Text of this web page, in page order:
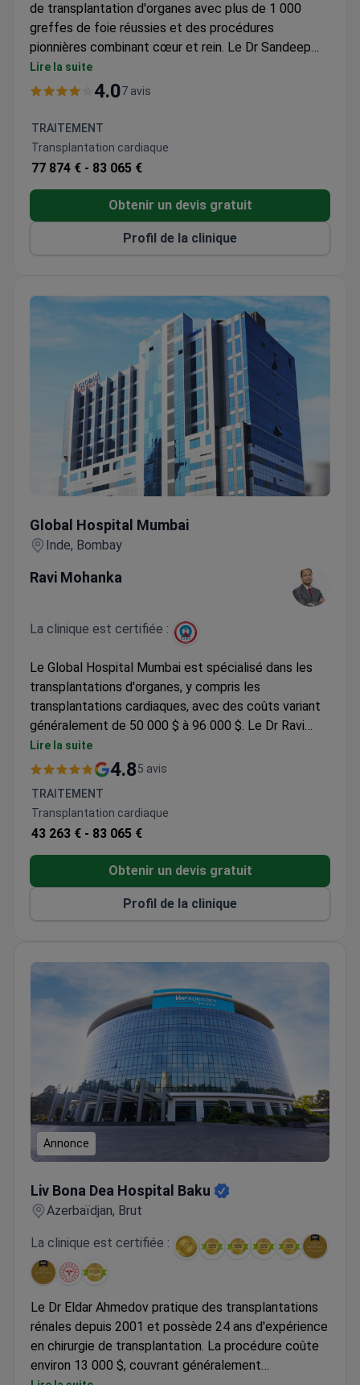
de transplantation d'organes avec plus de 1 000
greffes de foie réussies et des procédures
pionnières combinant cœur et rein. Le Dr Sandeep
Attawar, directeur de la chirurgie cardiaque et de la
transplantation d'organes thoraciques, a réalisé plus
réussite de 85 à 90 % pour les transplantations.
Membre de l'International Society for Heart and
Lung Transplantation, il apporte 28 années
d'une transplantation cardiaque varient généralement
entre 90 000 et 96 000 $.
Lire la suite
4.07 avis
TRAITEMENT
Transplantation cardiaque
77 874 € - 83 065 €
Obtenir un devis gratuit
Profil de la clinique
Global Hospital Mumbai
Inde, Bombay
Ravi Mohanka
La clinique est certifiée :
Le Global Hospital Mumbai est spécialisé dans les
transplantations d'organes, y compris les
transplantations cardiaques, avec des coûts variant
généralement de 50 000 $ à 96 000 $. Le Dr Ravi
Mohanka, chef du service de transplantation
hépatique et de chirurgie hépato-biliaire, a réalisé
des patients de 88 %. Il a été formé dans des
hôpitaux de premier plan aux États-Unis, en Inde, en
France et en Italie, notamment au Thomas E. Starzl
Transplantation Institute.
Lire la suite
4.85 avis
TRAITEMENT
Transplantation cardiaque
43 263 € - 83 065 €
Obtenir un devis gratuit
Profil de la clinique
Annonce
Liv Bona Dea Hospital Baku
Azerbaïdjan, Brut
La clinique est certifiée :
Le Dr Eldar Ahmedov pratique des transplantations
rénales depuis 2001 et possède 24 ans d'expérience
en chirurgie de transplantation. La procédure coûte
environ 13 000 $, couvrant généralement